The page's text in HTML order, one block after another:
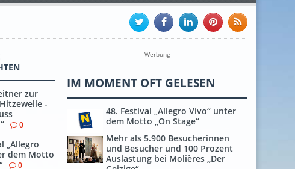
zur
-
0
„Allegro
dem Motto
0
Werbung
IM MOMENT OFT GELESEN
48. Festival „Allegro Vivo“ unter
dem Motto „On Stage“
Mehr als 5.900 Besucherinnen
und Besucher und 100 Prozent
Auslastung bei Molières „Der